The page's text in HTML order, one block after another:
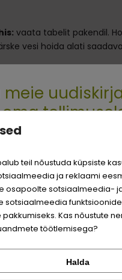
vaata tabelit pakendil.
vesi hoida alati
(kanamaks 27,1 %,
taimsed saadused, pärm,
koostisosad
Kontrolli tellimust
Logi sisse
Registreeru
meie
soodustust
su perekonna parim
hinda!
teil nõustuda küpsiste
ja reklaami
osapoolte sotsiaalmeedia-
sotsiaalmeedia
Kas nõustute
töötlemisega?
Halda